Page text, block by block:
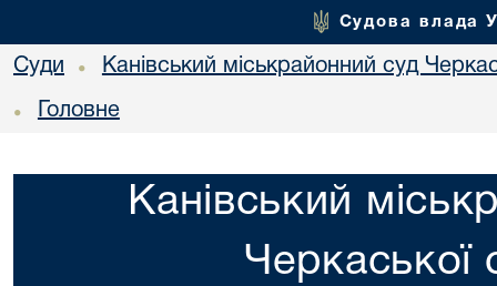
Судова влада
Суди • Канівський міськрайонний суд
• Головне
Канівський
Черкаської